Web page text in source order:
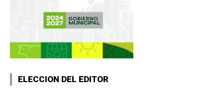
ELECCION DEL EDITOR